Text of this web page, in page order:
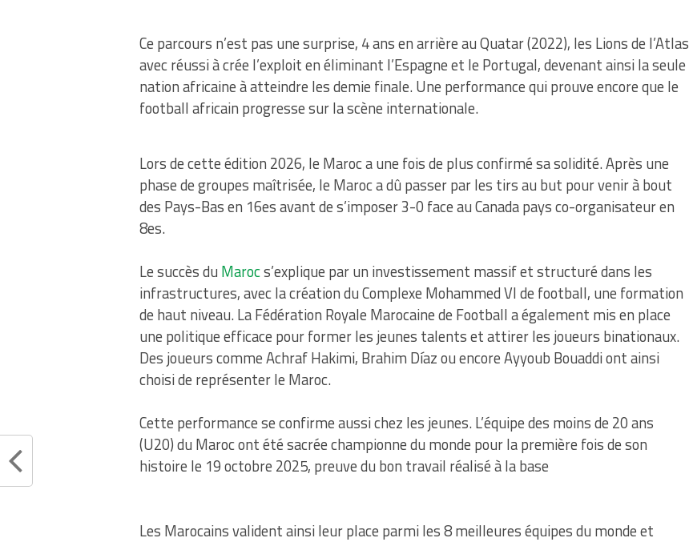
Ce parcours n’est pas une surprise, 4 ans en arrière au Quatar (2022), les Lions de l’Atlas
avec réussi à crée l’exploit en éliminant l’Espagne et le Portugal, devenant ainsi la seule
nation africaine à atteindre les demie finale. Une performance qui prouve encore que le
football africain progresse sur la scène internationale.
Lors de cette édition 2026, le Maroc a une fois de plus confirmé sa solidité. Après une
phase de groupes maîtrisée, le Maroc a dû passer par les tirs au but pour venir à bout
des Pays-Bas en 16es avant de s’imposer 3-0 face au Canada pays co-organisateur en
8es.
Le succès du Marocs’explique par un investissement massif et structuré dans les
infrastructures, avec la création du Complexe Mohammed VI de football, une formation
de haut niveau. La Fédération Royale Marocaine de Football a également mis en place
une politique efficace pour former les jeunes talents et attirer les joueurs binationaux.
Des joueurs comme Achraf Hakimi, Brahim Díaz ou encore Ayyoub Bouaddi ont ainsi
choisi de représenter le Maroc.
Cette performance se confirme aussi chez les jeunes. L’équipe des moins de 20 ans
(U20) du Maroc ont été sacrée championne du monde pour la première fois de son
histoire le 19 octobre 2025, preuve du bon travail réalisé à la base
Les Marocains valident ainsi leur place parmi les 8 meilleures équipes du monde et